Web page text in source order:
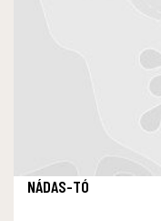
NÁDAS-TÓ